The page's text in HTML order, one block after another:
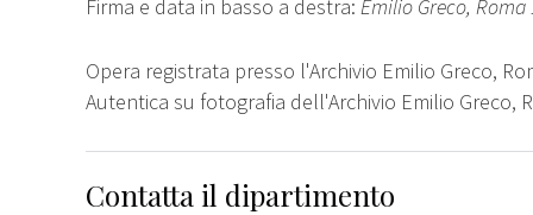
Firma e data in basso a destra: Emilio Greco, Roma
Opera registrata presso l'Archivio Emilio Greco,
Autentica su fotografia dell'Archivio Emilio Greco,
Contatta il dipartimento